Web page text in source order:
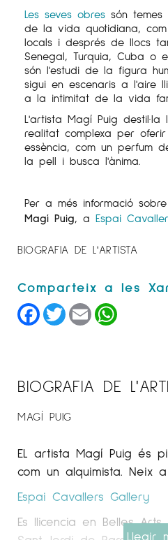
Les seves obres són temes
de la vida quotidiana,
locals i després de llocs
Senegal, Turquia, Cuba o
són l'estudi de la figura
sigui en escenaris a l'aire
a la intimitat de la vida
L'artista Magí Puig destil·la
realitat complexa per
essència, com un perfum
la pell i busca l'ànima.
Per a més informació
Magí Puig , a Espai
BIOGRAFIA DE L'ARTISTA
Facebook
TwitterEmail
BIOGRAFIA DE
MAGÍ PUIG
EL artista Magí Puig és
com un alquimista. Neix
Espai Cavallers Gallery
Es llicencia en Belles
Llegir